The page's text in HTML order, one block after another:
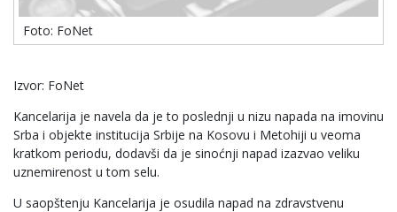
Foto: FoNet
Izvor: FoNet
Kancelarija je navela da je to poslednji u nizu napada na imovinu
Srba i objekte institucija Srbije na Kosovu i Metohiji u veoma
kratkom periodu, dodavši da je sinoćnji napad izazvao veliku
uznemirenost u tom selu.
U saopštenju Kancelarija je osudila napad na zdravstvenu